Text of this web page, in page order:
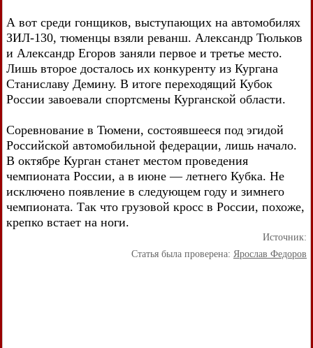
А вот среди гонщиков, выступающих на автомобилях
ЗИЛ-130, тюменцы взяли реванш. Александр Тюльков
и Александр Егоров заняли первое и третье место.
Лишь второе досталось их конкуренту из Кургана
Станиславу Демину. В итоге переходящий Кубок
России завоевали спортсмены Курганской области.
Соревнование в Тюмени, состоявшееся под эгидой
Российской автомобильной федерации, лишь начало.
В октябре Курган станет местом проведения
чемпионата России, а в июне — летнего Кубка. Не
исключено появление в следующем году и зимнего
чемпионата. Так что грузовой кросс в России, похоже,
крепко встает на ноги.
Источник:
Статья была проверена: Ярослав Федоров